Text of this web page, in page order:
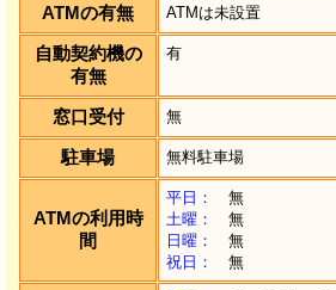
ATMの有無 ATMは未設置
自動契約機の
有無
有
窓口受付 無
駐車場 無料駐車場
ATMの利用時
間
平日：
無
土曜：
無
日曜：
無
祝日：
無